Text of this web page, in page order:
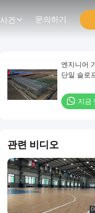
사건 문의하기
엔지니어
단일 슬로
지금
관련 비디오